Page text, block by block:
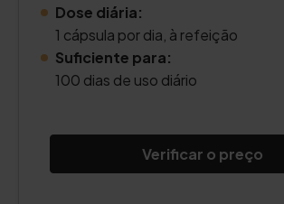
Dose diária:
1 cápsula por dia, à refeição
Suficiente para:
100 dias de uso diário
Verificar o preço